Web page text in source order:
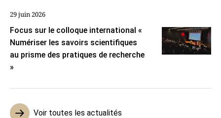
Voir toutes les actualités
29 juin 2026
Focus sur le colloque international «
Numériser les savoirs scientifiques
au prisme des pratiques de recherche
»